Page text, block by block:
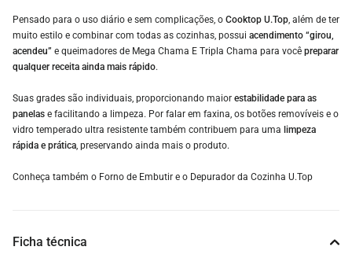
Pensado para o uso diário e sem complicações, o Cooktop U.Top, além de ter
muito estilo e combinar com todas as cozinhas, possui acendimento “girou,
acendeu” e queimadores de Mega Chama E Tripla Chama para você preparar
qualquer receita ainda mais rápido.
Suas grades são individuais, proporcionando maior estabilidade para as
panelas e facilitando a limpeza. Por falar em faxina, os botões removíveis e o
vidro temperado ultra resistente também contribuem para uma limpeza
rápida e prática, preservando ainda mais o produto.
Conheça também o Forno de Embutir e o Depurador da Cozinha U.Top
Ficha técnica